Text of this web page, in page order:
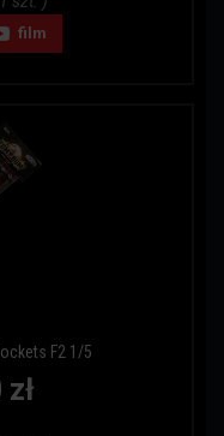
film
F2 1/5